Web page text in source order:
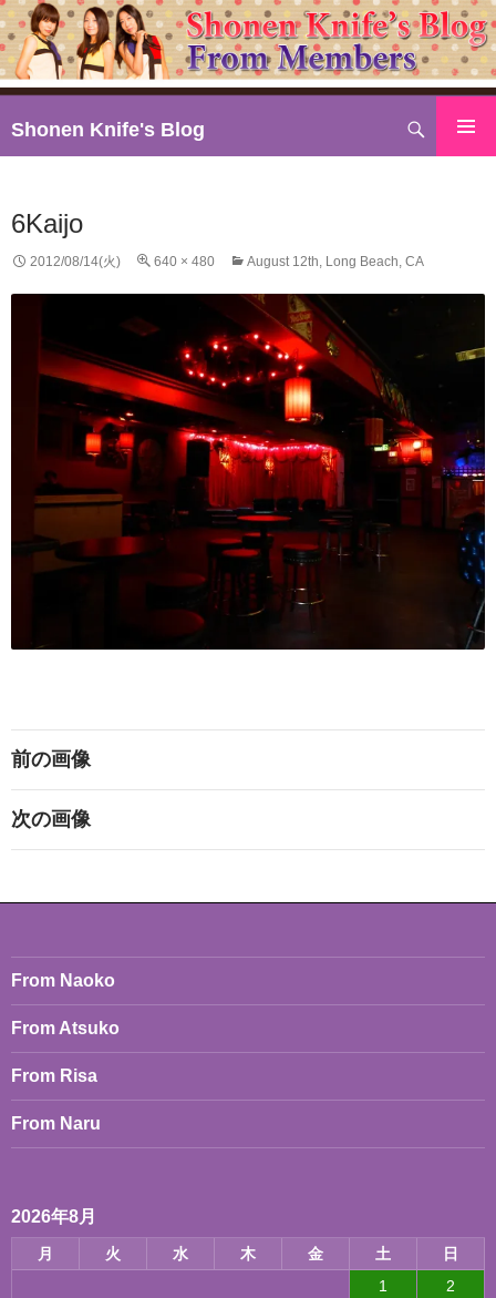
Shonen Knife's Blog
索
ン
ツ
6Kaijo
2012/08/14(火) 640 × 480 August 12th, Long Beach, CA
前の画像
次の画像
From Naoko
From Atsuko
From Risa
From Naru
2026年8月
月 火 水 木 金 土
日
1
2